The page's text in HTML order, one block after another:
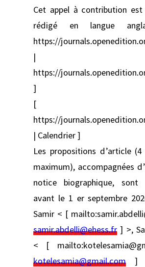
Cet appel à contribution est
rédigé en langue
https://
|
https://
]
[
https://
| Calendrier ]
Les propositions d’article (4
maximum), accompagnées
notice biographique, sont
avant le 1 er septembre
Samir < [
samir.abdelli@ehess.fr ] >,
< [
kotelesamia@gmail.com ]